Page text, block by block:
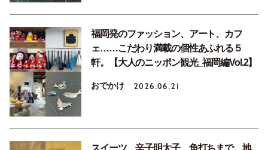
福岡発のファッション、アート、カフ
ェ……こだわり満載の個性あふれる５
軒。【大人のニッポン観光_福岡編Vol.2】
おでかけ 2026.06.21
スイーツ、辛子明太子、角打ちまで。地